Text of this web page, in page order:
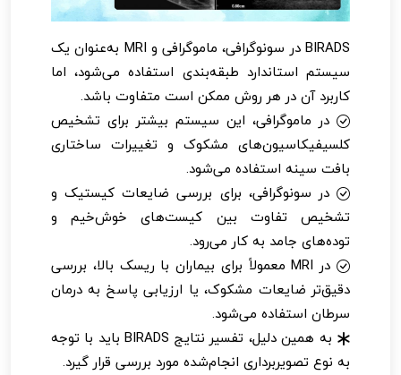
BIRADS در سونوگرافی، ماموگرافی و MRI به‌عنوان یک
سیستم استاندارد طبقه‌بندی استفاده می‌شود، اما
کاربرد آن در هر روش ممکن است متفاوت باشد.
در ماموگرافی، این سیستم بیشتر برای تشخیص
کلسیفیکاسیون‌های مشکوک و تغییرات ساختاری
بافت سینه استفاده می‌شود.
در سونوگرافی، برای بررسی ضایعات کیستیک و
تشخیص تفاوت بین کیست‌های خوش‌خیم و
توده‌های جامد به کار می‌رود.
در MRI معمولاً برای بیماران با ریسک بالا، بررسی
دقیق‌تر ضایعات مشکوک، یا ارزیابی پاسخ به درمان
سرطان استفاده می‌شود.
به همین دلیل، تفسیر نتایج BIRADS باید با توجه
به نوع تصویربرداری انجام‌شده مورد بررسی قرار گیرد.